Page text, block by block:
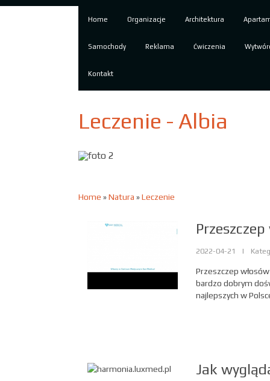
Home Organizacje Architektura
Samochody Reklama Ćwiczenia
Kontakt
Leczenie - Albia
Home »Natura »Leczenie
2022-04-21 |
Przeszczep
bardzo dobrym
najlepszych w
Jak